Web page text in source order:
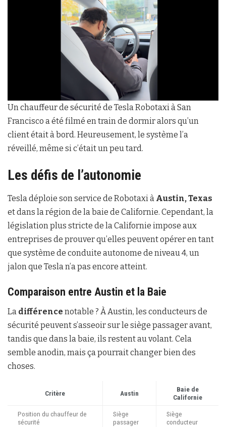
Un chauffeur de sécurité de Tesla Robotaxi à San
Francisco a été filmé en train de dormir alors qu’un
client était à bord. Heureusement, le système l’a
réveillé, même si c’était un peu tard.
Les défis de l’autonomie
Tesla déploie son service de Robotaxi à Austin, Texas
et dans la région de la baie de Californie. Cependant, la
législation plus stricte de la Californie impose aux
entreprises de prouver qu’elles peuvent opérer en tant
que système de conduite autonome de niveau 4, un
jalon que Tesla n’a pas encore atteint.
Comparaison entre Austin et la Baie
La différence notable ? À Austin, les conducteurs de
sécurité peuvent s’asseoir sur le siège passager avant,
tandis que dans la baie, ils restent au volant. Cela
semble anodin, mais ça pourrait changer bien des
choses.
Critère Austin
Baie de
Californie
Position du chauffeur de
sécurité
Siège
passager
Siège
conducteur